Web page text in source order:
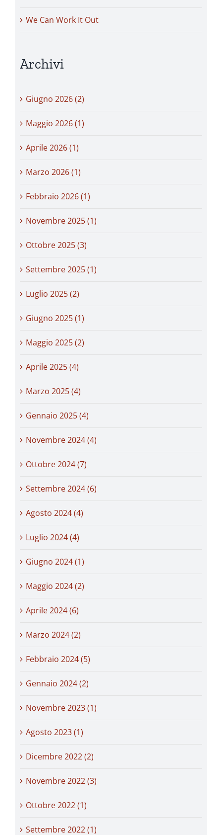
We Can Work It Out
Archivi
Giugno 2026 (2)
Maggio 2026 (1)
Aprile 2026 (1)
Marzo 2026 (1)
Febbraio 2026 (1)
Novembre 2025 (1)
Ottobre 2025 (3)
Settembre 2025 (1)
Luglio 2025 (2)
Giugno 2025 (1)
Maggio 2025 (2)
Aprile 2025 (4)
Marzo 2025 (4)
Gennaio 2025 (4)
Novembre 2024 (4)
Ottobre 2024 (7)
Settembre 2024 (6)
Agosto 2024 (4)
Luglio 2024 (4)
Giugno 2024 (1)
Maggio 2024 (2)
Aprile 2024 (6)
Marzo 2024 (2)
Febbraio 2024 (5)
Gennaio 2024 (2)
Novembre 2023 (1)
Agosto 2023 (1)
Dicembre 2022 (2)
Novembre 2022 (3)
Ottobre 2022 (1)
Settembre 2022 (1)